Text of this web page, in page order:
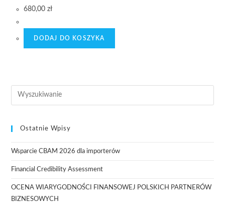
680,00zł
DODAJ DO KOSZYKA
Ostatnie Wpisy
Wsparcie CBAM 2026 dla importerów
Financial Credibility Assessment
OCENA WIARYGODNOŚCI FINANSOWEJ POLSKICH PARTNERÓW
BIZNESOWYCH